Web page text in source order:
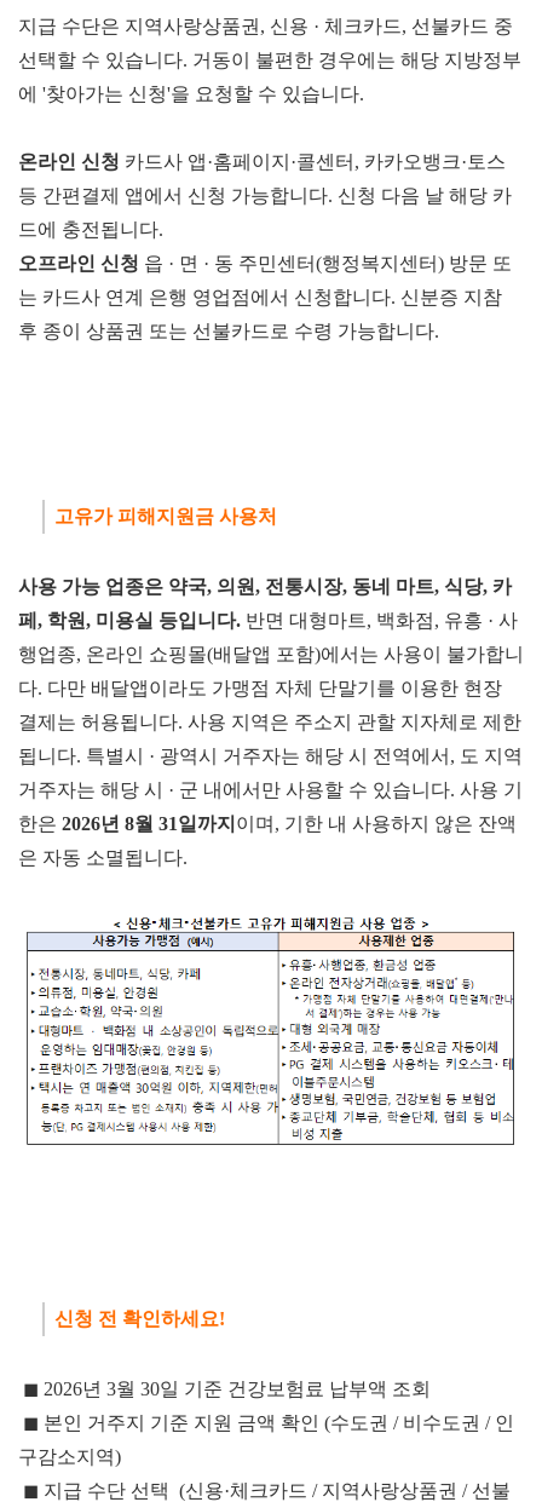
지급 수단은 지역사랑상품권, 신용 · 체크카드, 선불카드 중
선택할 수 있습니다. 거동이 불편한 경우에는 해당 지방정부
에 '찾아가는 신청'을 요청할 수 있습니다.
온라인 신청 카드사 앱·홈페이지·콜센터, 카카오뱅크·토스
등 간편결제 앱에서 신청 가능합니다. 신청 다음 날 해당 카
드에 충전됩니다.
오프라인 신청 읍 · 면 · 동 주민센터(행정복지센터) 방문 또
는 카드사 연계 은행 영업점에서 신청합니다. 신분증 지참
후 종이 상품권 또는 선불카드로 수령 가능합니다.
고유가 피해지원금 사용처
사용 가능 업종은 약국, 의원, 전통시장, 동네 마트, 식당, 카
페, 학원, 미용실 등입니다. 반면 대형마트, 백화점, 유흥 · 사
행업종, 온라인 쇼핑몰(배달앱 포함)에서는 사용이 불가합니
다. 다만 배달앱이라도 가맹점 자체 단말기를 이용한 현장
결제는 허용됩니다. 사용 지역은 주소지 관할 지자체로 제한
됩니다. 특별시 · 광역시 거주자는 해당 시 전역에서, 도 지역
거주자는 해당 시 · 군 내에서만 사용할 수 있습니다. 사용 기
한은 2026년 8월 31일까지 이며, 기한 내 사용하지 않은 잔액
은 자동 소멸됩니다.
신청 전 확인하세요!
◼ 2026년 3월 30일 기준 건강보험료 납부액 조회
◼ 본인 거주지 기준 지원 금액 확인 (수도권 / 비수도권 / 인
구감소지역)
◼ 지급 수단 선택 (신용·체크카드 / 지역사랑상품권 / 선불